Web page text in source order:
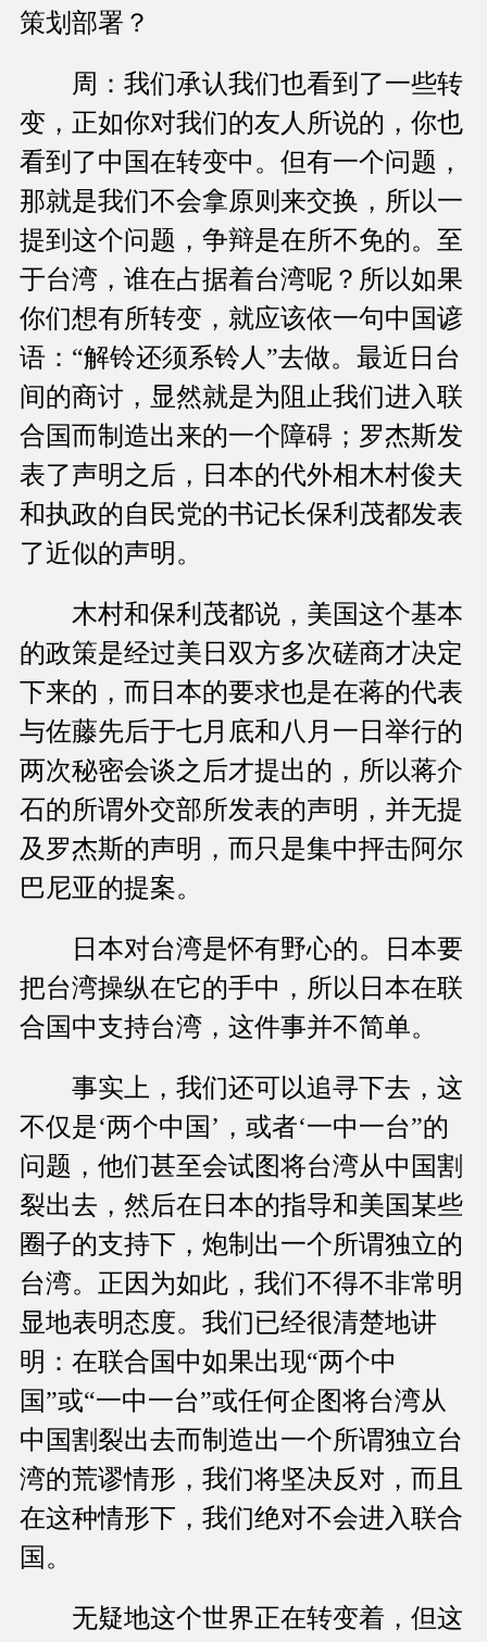
策划部署？
周：我们承认我们也看到了一些转
变，正如你对我们的友人所说的，你也
看到了中国在转变中。但有一个问题，
那就是我们不会拿原则来交换，所以一
提到这个问题，争辩是在所不免的。至
于台湾，谁在占据着台湾呢？所以如果
你们想有所转变，就应该依一句中国谚
语：“解铃还须系铃人”去做。最近日台
间的商讨，显然就是为阻止我们进入联
合国而制造出来的一个障碍；罗杰斯发
表了声明之后，日本的代外相木村俊夫
和执政的自民党的书记长保利茂都发表
了近似的声明。
木村和保利茂都说，美国这个基本
的政策是经过美日双方多次磋商才决定
下来的，而日本的要求也是在蒋的代表
与佐藤先后于七月底和八月一日举行的
两次秘密会谈之后才提出的，所以蒋介
石的所谓外交部所发表的声明，并无提
及罗杰斯的声明，而只是集中抨击阿尔
巴尼亚的提案。
日本对台湾是怀有野心的。日本要
把台湾操纵在它的手中，所以日本在联
合国中支持台湾，这件事并不简单。
事实上，我们还可以追寻下去，这
不仅是‘两个中国’，或者‘一中一台”的
问题，他们甚至会试图将台湾从中国割
裂出去，然后在日本的指导和美国某些
圈子的支持下，炮制出一个所谓独立的
台湾。正因为如此，我们不得不非常明
显地表明态度。我们已经很清楚地讲
明：在联合国中如果出现“两个中
国”或“一中一台”或任何企图将台湾从
中国割裂出去而制造出一个所谓独立台
湾的荒谬情形，我们将坚决反对，而且
在这种情形下，我们绝对不会进入联合
国。
无疑地这个世界正在转变着，但这